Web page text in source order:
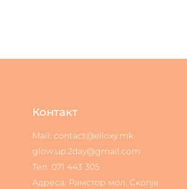
Контакт
Mail: contact@elloxy.mk
glow.up.2day@gmail.com
Тел: 071 443 305
Адреса: Рамстор мол, Скопје